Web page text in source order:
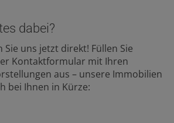
dabei?
uns jetzt direkt! Füllen Sie
Kontaktformular mit Ihren
aus – unsere Immobilien
bei Ihnen in Kürze: